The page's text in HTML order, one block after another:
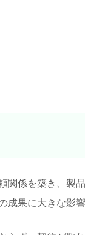
関係を築き、製
果に大きな影響